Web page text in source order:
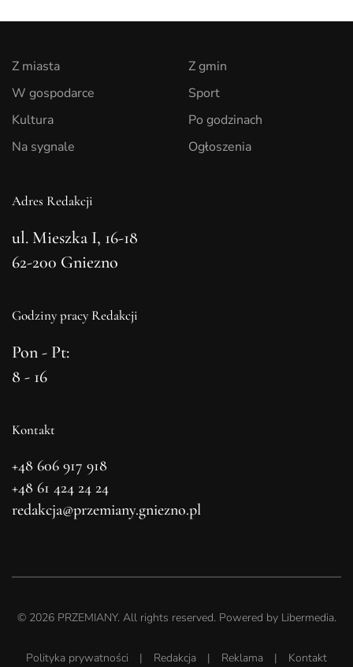
Z miasta
W gospodarce
Kultura
Na sygnale
Z gmin
Sport
Po godzinach
Ogłoszenia
Adres Redakcji
ul. Mieszka I, 16-18
62-200 Gniezno
Godziny pracy Redakcji
Pon - Pt:
8 - 16
Kontakt
+48 606 917 918
+48 61 424 24 24
redakcja@przemiany.gniezno.pl
© 2026PRZEMIANY. All rights reserved. Powered by Libermedia.
Polityka prywatności | Redakcja | Reklama | Kontakt